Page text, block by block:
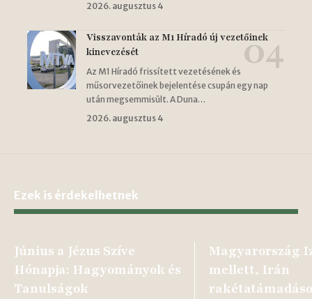
2026. augusztus 4
Visszavonták az M1 Híradó új vezetőinek
kinevezését
Az M1 Híradó frissített vezetésének és
műsorvezetőinek bejelentése csupán egy nap
után megsemmisült. A Duna…
2026. augusztus 4
Ezek is érdekelhetnek
Június a Jézus Szíve
Hónapja: Hagyományok és
Tanulságok
Magyarország
mellett, Irán